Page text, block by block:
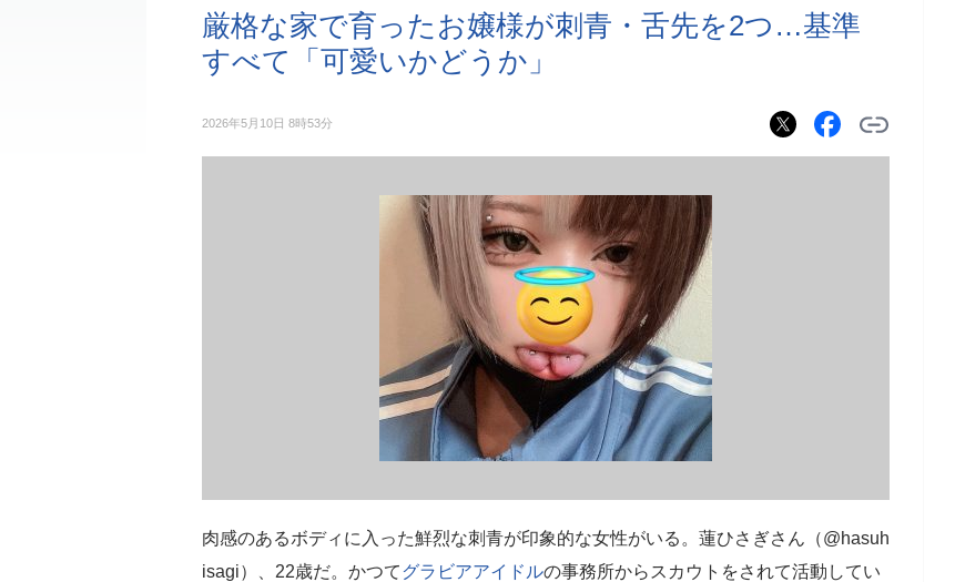
厳格な家で育ったお嬢様が刺青・舌先を2つ…基準
すべて「可愛いかどうか」
2026年5月10日 8時53分
肉感のあるボディに入った鮮烈な刺青が印象的な女性がいる。蓮ひさぎさん（@hasuh
isagi）、22歳だ。かつてグラビアアイドルの事務所からスカウトをされて活動してい